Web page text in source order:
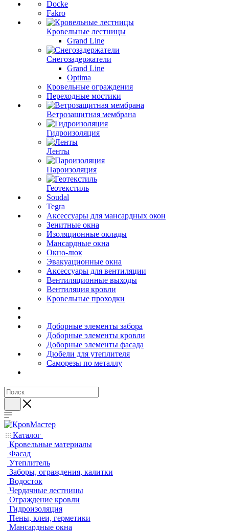
Docke
Fakro
Кровельные лестницы
Grand Line
Снегозадержатели
Grand Line
Optima
Кровельные ограждения
Переходные мостики
Ветрозащитная мембрана
Гидроизоляция
Ленты
Пароизоляция
Геотекстиль
Soudal
Tegra
Аксессуары для мансардных окон
Зенитные окна
Изоляционные оклады
Мансардные окна
Окно-люк
Эвакуационные окна
Аксессуары для вентиляции
Вентиляционные выходы
Вентиляция кровли
Кровельные проходки
Доборные элементы забора
Доборные элементы кровли
Доборные элементы фасада
Дюбели для утеплителя
Саморезы по металлу
Каталог
Кровельные материалы
Фасад
Утеплитель
Заборы, ограждения, калитки
Водосток
Чердачные лестницы
Ограждение кровли
Гидроизоляция
Пены, клеи, герметики
Мансардные окна